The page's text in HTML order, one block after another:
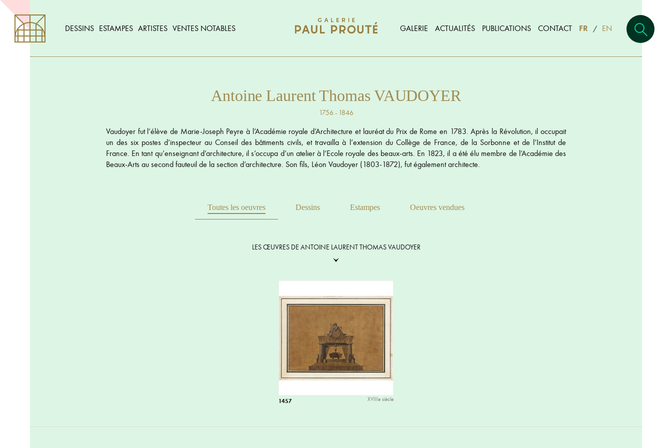
DESSINS ESTAMPES ARTISTES VENTES NOTABLES GALERIE ACTUALITÉS PUBLICATIONS CONTACT FR / EN
Antoine Laurent Thomas VAUDOYER
1756 - 1846
Vaudoyer fut l’élève de Marie-Joseph Peyre à l’Académie royale d’Architecture et lauréat du Prix de Rome en 1783. Après la Révolution, il occupait
un des six postes d’inspecteur au Conseil des bâtiments civils, et travailla à l’extension du Collège de France, de la Sorbonne et de l’Institut de
France. En tant qu’enseignant d’architecture, il s’occupa d’un atelier à l’Ecole royale des beaux-arts. En 1823, il a été élu membre de l’Académie des
Beaux-Arts au second fauteuil de la section d’architecture. Son fils, Léon Vaudoyer (1803-1872), fut également architecte.
Toutes les oeuvres Dessins Estampes Oeuvres vendues
LES ŒUVRES DE ANTOINE LAURENT THOMAS VAUDOYER
1457 XVIIIe siècle